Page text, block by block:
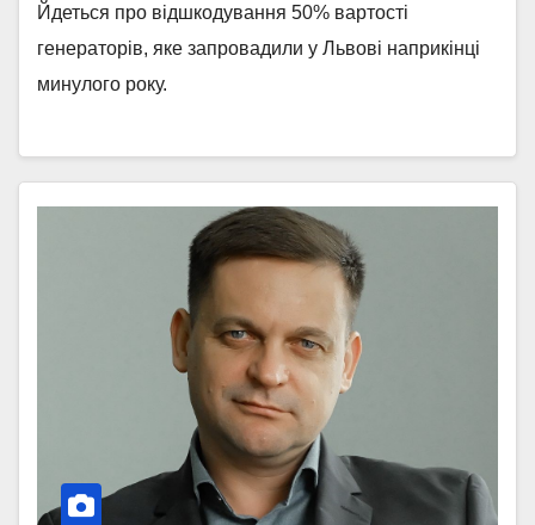
Йдеться про відшкодування 50% вартості
генераторів, яке запровадили у Львові наприкінці
минулого року.